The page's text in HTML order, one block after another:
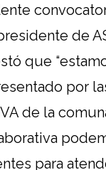
de
que
por
de la
para